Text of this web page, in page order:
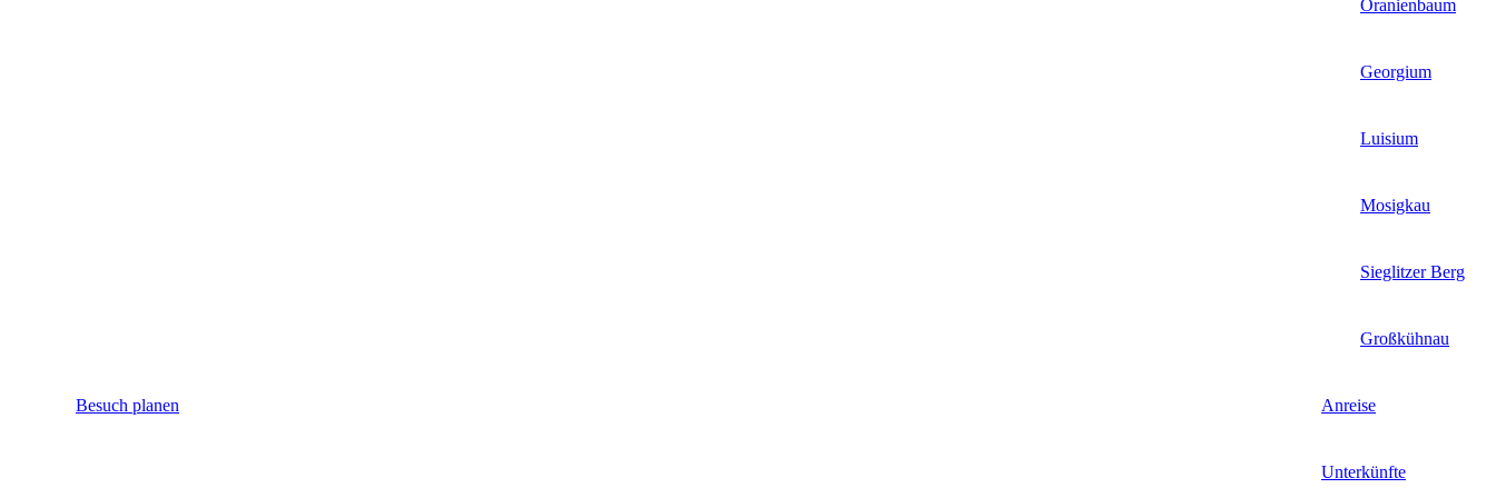
Oranienbaum
Georgium
Luisium
Mosigkau
Sieglitzer Berg
Großkühnau
Besuch planen Anreise
Unterkünfte